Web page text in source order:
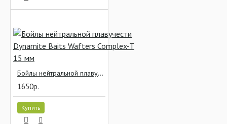
Бойлы нейтральной плавучести Dynamite Baits Wafters Complex-T 15 мм
1650р.
Купить